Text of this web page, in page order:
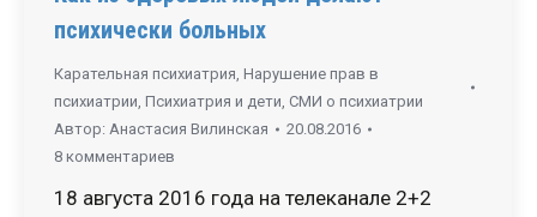
психически больных
Карательная психиатрия, Нарушение прав в
психиатрии, Психиатрия и дети, СМИ о психиатрии
Автор: Анастасия Вилинская
20.08.2016
8 комментариев
18 августа 2016 года на телеканале 2+2